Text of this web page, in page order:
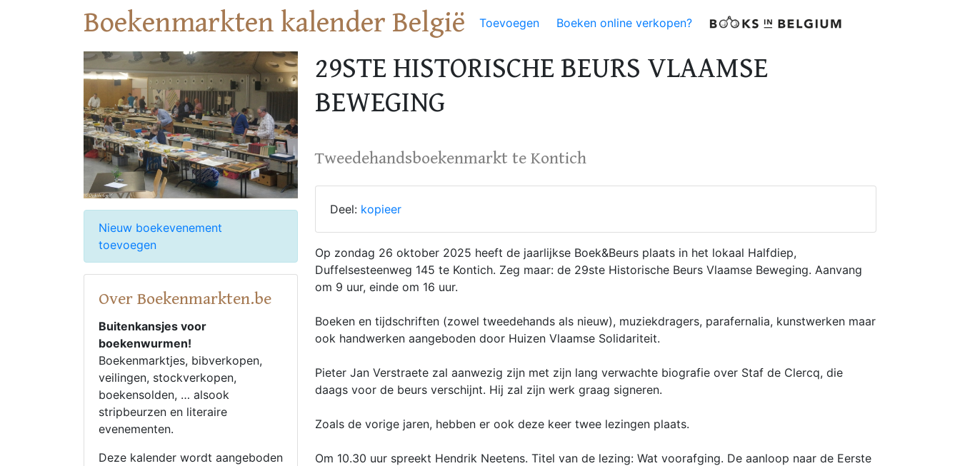
Boekenmarkten kalender België Toevoegen Boeken online verkopen?
Nieuw boekevenement
toevoegen
Over Boekenmarkten.be
Buitenkansjes voor
boekenwurmen!
Boekenmarktjes, bibverkopen,
veilingen, stockverkopen,
boekensolden, … alsook
stripbeurzen en literaire
evenementen.
Deze kalender wordt aangeboden
29STE HISTORISCHE BEURS VLAAMSE
BEWEGING
Tweedehandsboekenmarkt te Kontich
Deel: kopieer
Op zondag 26 oktober 2025 heeft de jaarlijkse Boek&Beurs plaats in het lokaal Halfdiep,
Duffelsesteenweg 145 te Kontich. Zeg maar: de 29ste Historische Beurs Vlaamse Beweging. Aanvang
om 9 uur, einde om 16 uur.
Boeken en tijdschriften (zowel tweedehands als nieuw), muziekdragers, parafernalia, kunstwerken maar
ook handwerken aangeboden door Huizen Vlaamse Solidariteit.
Pieter Jan Verstraete zal aanwezig zijn met zijn lang verwachte biografie over Staf de Clercq, die
daags voor de beurs verschijnt. Hij zal zijn werk graag signeren.
Zoals de vorige jaren, hebben er ook deze keer twee lezingen plaats.
Om 10.30 uur spreekt Hendrik Neetens. Titel van de lezing: Wat voorafging. De aanloop naar de Eerste